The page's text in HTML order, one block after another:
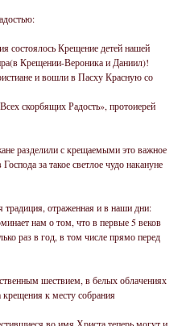
состоялось Крещение детей нашей
Крещении-Вероника и Даниил)!
и вошли в Пасху Красную со
скорбящих Радость», протоиерей
разделили с крещаемыми это важное
за такое светлое чудо накануне
отраженная и в наши дни:
нам о том, что в первые 5 веков
раз в год, в том числе прямо перед
шествием, в белых облачениях
к месту собрания